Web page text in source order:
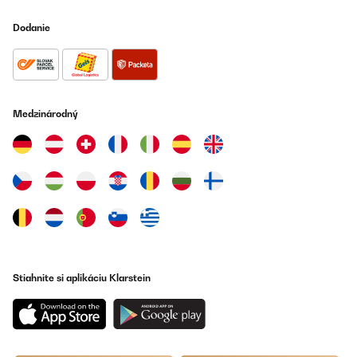
Useful, smart and quiet happy but... but having difficulty removing
inner pot to clean and i don't see a help other than manual i
emailed company and no direct help! a video cleaning with citric
inner pot comes out as it says in manual and worry i might by
false break it, help, anyone?
Amazon-Benutzer
Preložiť
Preložiť
Dodanie
Medzinárodný
Stiahnite si aplikáciu Klarstein